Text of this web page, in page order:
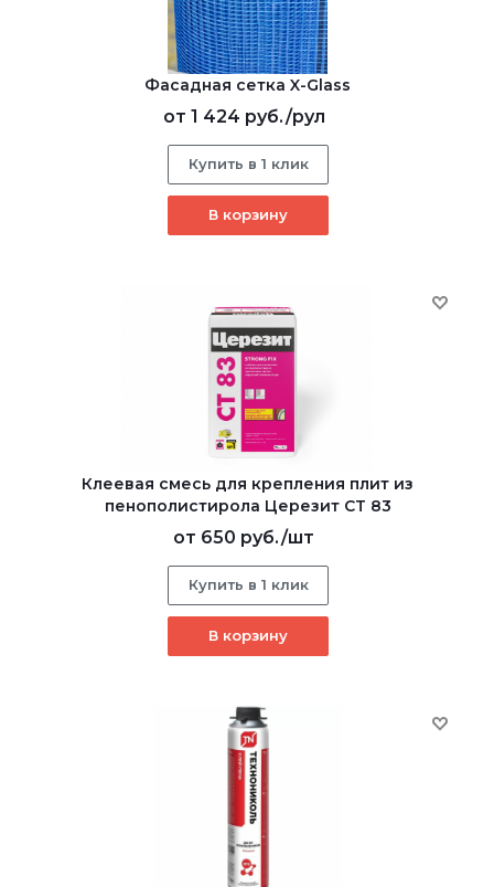
Фасадная сетка X-Glass
от 1 424 руб./рул
Купить в 1 клик
В корзину
Клеевая смесь для крепления плит из
пенополистирола Церезит CT 83
от 650 руб./шт
Купить в 1 клик
В корзину